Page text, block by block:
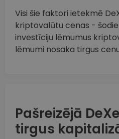
Visi šie faktori ietekmē
kriptovalūtu cenas -
investīciju lēmumus
lēmumi nosaka tirgus
Pašreizējā
tirgus